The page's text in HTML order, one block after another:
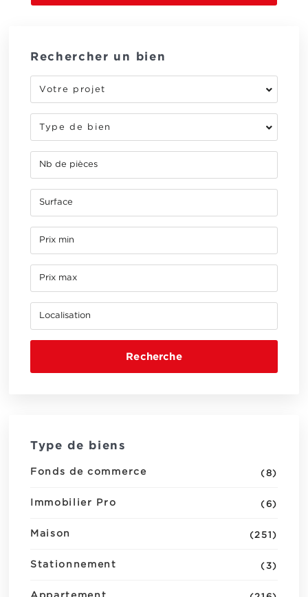
Rechercher un bien
Votre projet
Type de bien
Recherche
Type de biens
Fonds de commerce (8)
Immobilier Pro (6)
Maison (251)
Stationnement (3)